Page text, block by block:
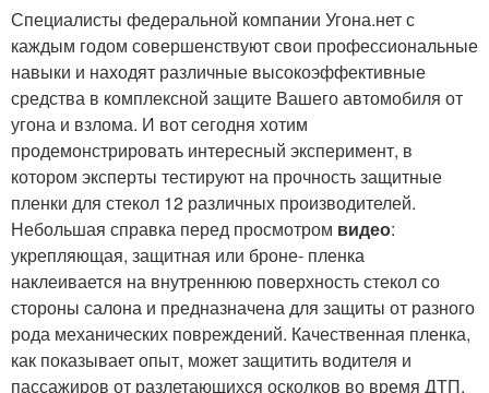
Специалисты федеральной компании Угона.нет с
каждым годом совершенствуют свои профессиональные
навыки и находят различные высокоэффективные
средства в комплексной защите Вашего автомобиля от
угона и взлома. И вот сегодня хотим
продемонстрировать интересный эксперимент, в
котором эксперты тестируют на прочность защитные
пленки для стекол 12 различных производителей.
Небольшая справка перед просмотром видео:
укрепляющая, защитная или броне- пленка
наклеивается на внутреннюю поверхность стекол со
стороны салона и предназначена для защиты от разного
рода механических повреждений. Качественная пленка,
как показывает опыт, может защитить водителя и
пассажиров от разлетающихся осколков во время ДТП,